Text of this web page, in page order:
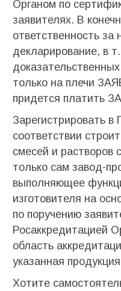
Органом по
заявителях. В
ответственность за
декларирование, в
только на плечи
придется платить
Зарегистрировать в
соответствии
смесей и растворов
только сам завод-
выполняющее
изготовителя на
по поручению
Росаккредитацией
область
указанная
Хотите